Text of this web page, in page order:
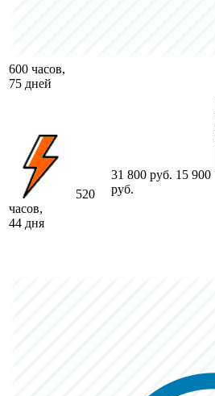
600 часов,
75 дней
520
часов,
44 дня
31 800 руб. 15 900
руб.